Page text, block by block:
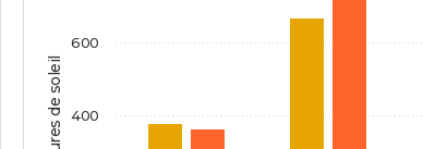
Heures de soleil 400
600